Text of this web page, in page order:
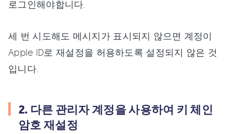
로그인해야합니다.
세 번 시도해도 메시지가 표시되지 않으면 계정이
Apple ID로 재설정을 허용하도록 설정되지 않은 것
입니다.
2. 다른 관리자 계정을 사용하여 키 체인
암호 재설정